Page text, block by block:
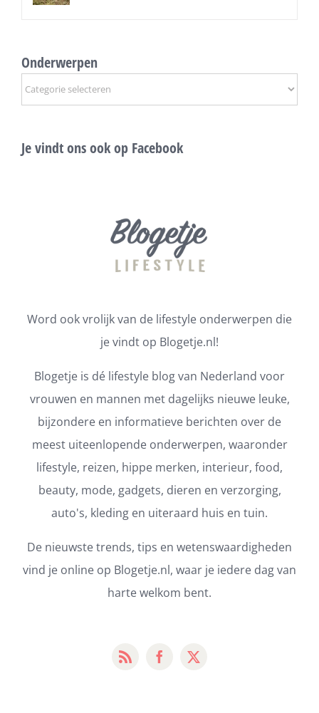
Onderwerpen
Onderwerpen
Je vindt ons ook op Facebook
Word ook vrolijk van de lifestyle onderwerpen die
je vindt op Blogetje.nl!
Blogetje is dé lifestyle blog van Nederland voor
vrouwen en mannen met dagelijks nieuwe leuke,
bijzondere en informatieve berichten over de
meest uiteenlopende onderwerpen, waaronder
lifestyle, reizen, hippe merken, interieur, food,
beauty, mode, gadgets, dieren en verzorging,
auto's, kleding en uiteraard huis en tuin.
De nieuwste trends, tips en wetenswaardigheden
vind je online op Blogetje.nl, waar je iedere dag van
harte welkom bent.